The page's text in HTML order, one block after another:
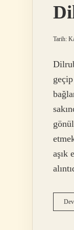
Tarih:
aşık